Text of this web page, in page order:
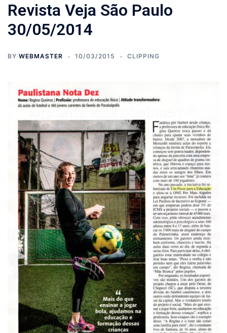
Revista Veja São Paulo
30/05/2014
BY WEBMASTER 10/03/2015 CLIPPING